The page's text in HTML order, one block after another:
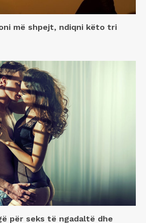
më shpejt, ndiqni këto tri
për seks të ngadaltë dhe